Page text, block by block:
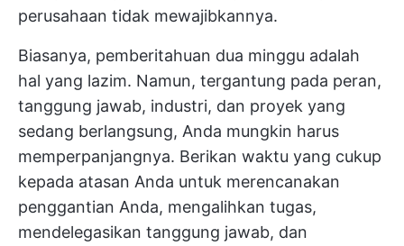
perusahaan tidak mewajibkannya.
Biasanya, pemberitahuan dua minggu adalah
hal yang lazim. Namun, tergantung pada peran,
tanggung jawab, industri, dan proyek yang
sedang berlangsung, Anda mungkin harus
memperpanjangnya. Berikan waktu yang cukup
kepada atasan Anda untuk merencanakan
penggantian Anda, mengalihkan tugas,
mendelegasikan tanggung jawab, dan